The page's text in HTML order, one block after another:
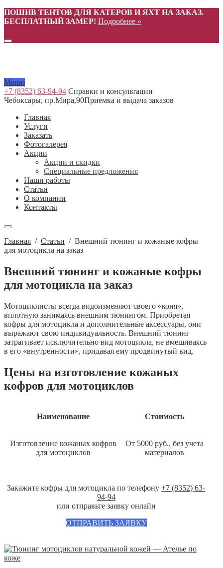
ПОШИВ ТЕНТОВ ДЛЯ КАТЕРОВ И ЯХТ НА ЗАКАЗ.
БЕСПЛАТНЫЙ ЗАМЕР! Подробнее »
Меню
+7 (8352) 63-94-94 Справки и консультации
Чебоксары, пр.Мира,90Приемка и выдача заказов
Главная
Услуги
Заказать
Фотогалерея
Акции
Акции и скидки
Специальные предложения
Наши работы
Статьи
О компании
Контакты
Главная / Статьи / Внешний тюнинг и кожаные кофры
для мотоцикла на заказ
Внешний тюнинг и кожаные кофры
для мотоцикла на заказ
Мотоциклисты всегда видоизменяют своего «коня»,
вплотную занимаясь внешним тюнингом. Приобретая
кофры для мотоцикла и дополнительные аксессуары, они
выражают свою индивидуальность. Внешний тюнинг
затрагивает исключительно вид мотоцикла, не вмешиваясь
в его «внутренности», придавая ему продвинутый вид.
Цены на изготовление кожаных
кофров для мотоциклов
Наименование Стоимость
Изготовление кожаных кофров
для мотоциклов
От 5000 руб., без учета
материалов
Закажите кофры для мотоцикла по телефону+7 (8352) 63-
94-94
или отправьте заявку онлайн
ОТПРАВИТЬ ЗАЯВКУ